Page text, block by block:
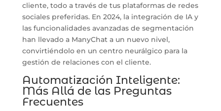
cliente, todo a través de tus plataformas de redes
sociales preferidas. En 2024, la integración de IA y
las funcionalidades avanzadas de segmentación
han llevado a ManyChat a un nuevo nivel,
convirtiéndolo en un centro neurálgico para la
gestión de relaciones con el cliente.
Automatización Inteligente:
Más Allá de las Preguntas
Frecuentes